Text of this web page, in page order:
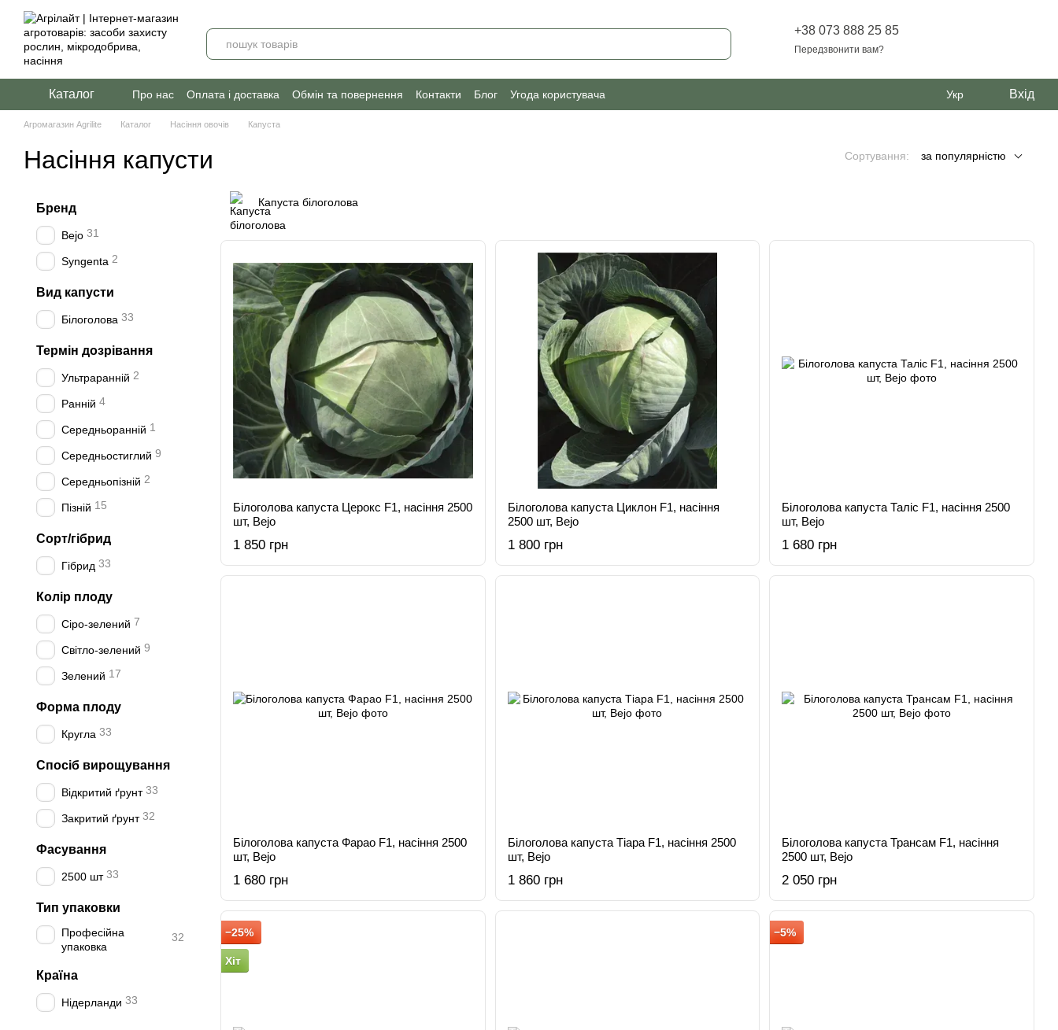
Перейти до основного контенту
+38 073 888 25 85
Передзвонити вам?
Каталог Про нас Оплата і доставка Обмін та повернення Контакти Блог Угода користувача Укр Вхід
Агромагазин Agrilite Каталог Насіння овочів Капуста
Насіння капусти Сортування: за популярністю
Капуста білоголова
Білоголова капуста Церокс F1, насіння 2500
шт, Bejo
1 850 грн
Білоголова капуста Циклон F1, насіння
2500 шт, Bejo
1 800 грн
Білоголова капуста Таліс F1, насіння 2500
шт, Bejo
1 680 грн
Білоголова капуста Фарао F1, насіння 2500
шт, Bejo
1 680 грн
Білоголова капуста Тіара F1, насіння 2500
шт, Bejo
1 860 грн
Білоголова капуста Трансам F1, насіння
2500 шт, Bejo
2 050 грн
−25%
Хіт
−5%
Бренд
Bejo 31
Syngenta 2
Вид капусти
Білоголова 33
Термін дозрівання
Ультраранній 2
Ранній 4
Середньоранній 1
Середньостиглий 9
Середньопізній 2
Пізній 15
Сорт/гібрид
Гібрид 33
Колір плоду
Сіро-зелений 7
Світло-зелений 9
Зелений 17
Форма плоду
Кругла 33
Спосіб вирощування
Відкритий ґрунт 33
Закритий ґрунт 32
Фасування
2500 шт 33
Тип упаковки
Професійна
упаковка
32
Країна
Нідерланди 33